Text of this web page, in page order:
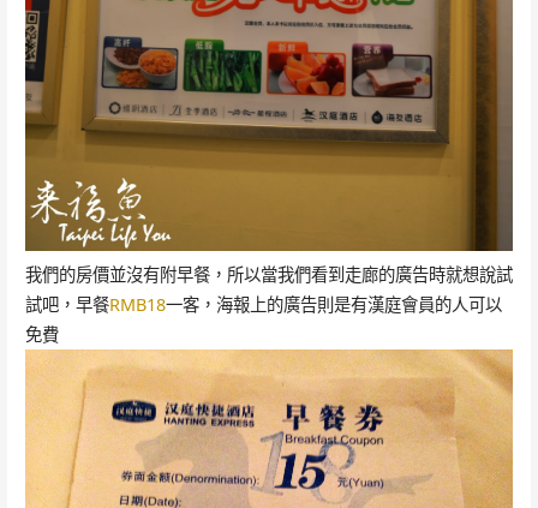
我們的房價並沒有附早餐，所以當我們看到走廊的廣告時就想說試
試吧，早餐RMB18一客，海報上的廣告則是有漢庭會員的人可以
免費